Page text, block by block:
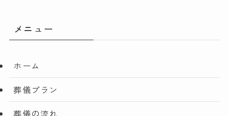
メニュー
ホーム
葬儀プラン
葬儀の流れ